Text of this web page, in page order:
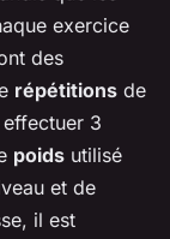
exercice
des
répétitions de
3
poids utilisé
et de
il est